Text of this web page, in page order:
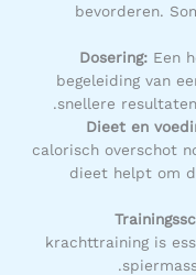
bevorderen.
Dosering:Een
begeleiding van
snellere
Dieet en
calorisch overschot
dieet helpt om
krachttraining is